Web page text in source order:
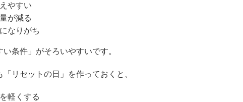
やすい
が減る
なりがち
条件」がそろいやすいです。
リセットの日」を作っておくと、
軽くする